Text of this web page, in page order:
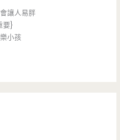
讓人易胖
要}
小孩